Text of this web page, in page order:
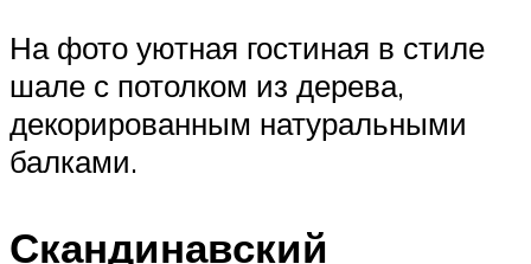
На фото уютная гостиная в стиле
шале с потолком из дерева,
декорированным натуральными
балками.
Скандинавский